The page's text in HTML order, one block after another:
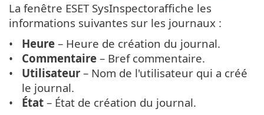
La fenêtre ESET SysInspectoraffiche les
informations suivantes sur les journaux :
Heure – Heure de création du journal.
Commentaire – Bref commentaire.
Utilisateur – Nom de l'utilisateur qui a créé
le journal.
État – État de création du journal.